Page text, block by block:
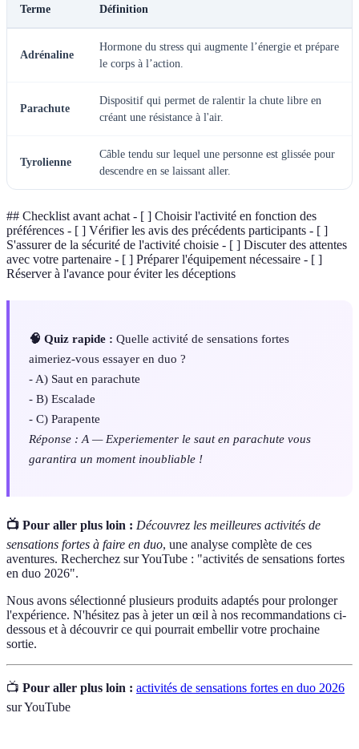
Terme Définition
Adrénaline
Hormone du stress qui augmente l’énergie et prépare
le corps à l’action.
Parachute
Dispositif qui permet de ralentir la chute libre en
créant une résistance à l'air.
Tyrolienne
Câble tendu sur lequel une personne est glissée pour
descendre en se laissant aller.
## Checklist avant achat - [ ] Choisir l'activité en fonction des
préférences - [ ] Vérifier les avis des précédents participants - [ ]
S'assurer de la sécurité de l'activité choisie - [ ] Discuter des attentes
avec votre partenaire - [ ] Préparer l'équipement nécessaire - [ ]
Réserver à l'avance pour éviter les déceptions
🧠 Quiz rapide : Quelle activité de sensations fortes
aimeriez-vous essayer en duo ?
- A) Saut en parachute
- B) Escalade
- C) Parapente
Réponse : A — Experiementer le saut en parachute vous
garantira un moment inoubliable !
📺 Pour aller plus loin : Découvrez les meilleures activités de
sensations fortes à faire en duo, une analyse complète de ces
aventures. Recherchez sur YouTube : "activités de sensations fortes
en duo 2026".
Nous avons sélectionné plusieurs produits adaptés pour prolonger
l'expérience. N'hésitez pas à jeter un œil à nos recommandations ci-
dessous et à découvrir ce qui pourrait embellir votre prochaine
sortie.
📺 Pour aller plus loin : activités de sensations fortes en duo 2026
sur YouTube